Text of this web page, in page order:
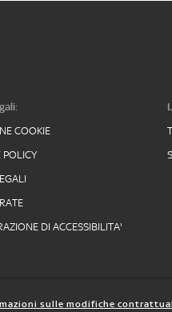
COOKIE
POLICY
DI ACCESSIBILITA'
sulle modifiche